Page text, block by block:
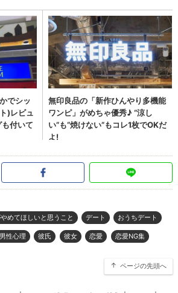
めてほしいと思うこと デート おうちデート
性心理 彼氏 彼女 恋愛 恋愛NG集
ページの先頭へ